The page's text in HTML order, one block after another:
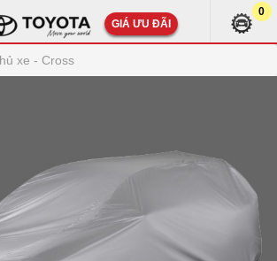
GIÁ ƯU ĐÃI
0
xe - Cross